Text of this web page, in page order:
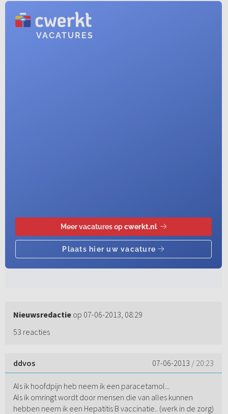
Nieuwsredactieop 07-06-2013, 08:29
53 reacties
ddvos 07-06-2013 / 20:23
Als ik hoofdpijn heb neem ik een paracetamol...
Als ik omringt wordt door mensen die van alles kunnen
hebben neem ik een Hepatitis B vaccinatie.. (werk in de zorg)